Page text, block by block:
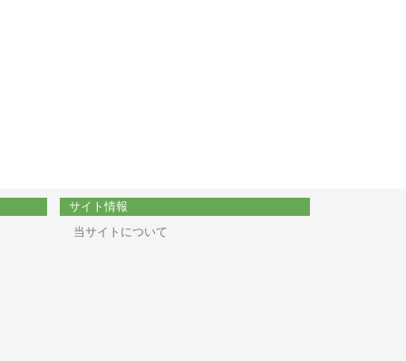
サイト情報
当サイトについて